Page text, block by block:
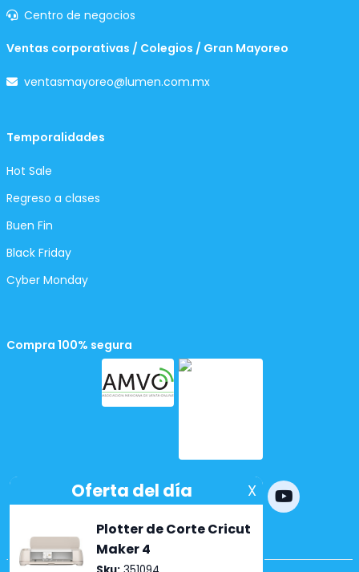
Centro de negocios
Ventas corporativas / Colegios / Gran Mayoreo
ventasmayoreo@lumen.com.mx
Temporalidades
Hot Sale
Regreso a clases
Buen Fin
Black Friday
Cyber Monday
Compra 100% segura
Powered bynopCommerce